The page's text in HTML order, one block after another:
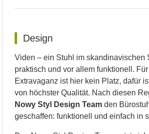
Design
Viden – ein Stuhl im skandinavischen
praktisch und vor allem funktionell.
Extravaganz ist hier kein Platz, dafür
von höchster Qualität. Nach diesen
Nowy Styl Design Team den
geschaffen: funktionell und einfach in